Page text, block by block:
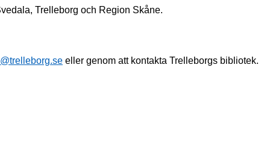
Trelleborg och Region Skåne.
eller genom att kontakta Trelleborgs bibliotek.